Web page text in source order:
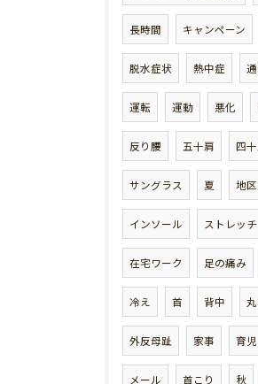
長時間 キャンペーン
脱水症状 熱中症
運転 運動 悪化
反り腰 五十肩 四
サングラス 夏 地
インソール ストレッチ
在宅ワーク 足の痛み
冷え 首 背中
外反母趾 家事 育児
メール 首こり 秋